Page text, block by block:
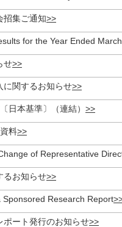
招集ご通知
for the Year Ended
せ
に関するお知らせ
日本基準〕（連結）
料
of Representative
るお知らせ
Research Report
ポート発行のお知らせ